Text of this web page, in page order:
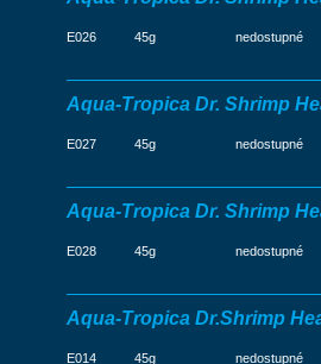
E026 45g nedostupné
Aqua-Tropica Dr. Shrimp
E027 45g nedostupné
Aqua-Tropica Dr. Shrimp
E028 45g nedostupné
Aqua-Tropica Dr.Shrimp
E014 45g nedostupné